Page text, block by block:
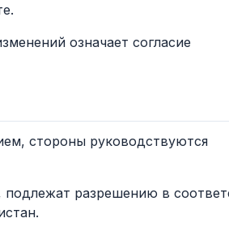
означает согласие
стороны руководствуются
разрешению в